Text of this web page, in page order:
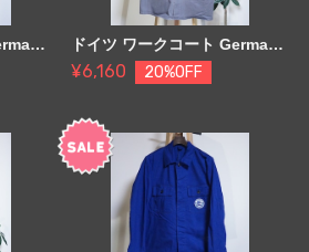
ドイツ ワークコート Germany [C809] ドイツ ワークコート Germany [C810]
¥6,160 20%OFF